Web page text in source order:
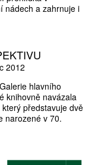
nádech a zahrnuje i
2012
hlavního
knihovně navázala
představuje dvě
narozené v 70.